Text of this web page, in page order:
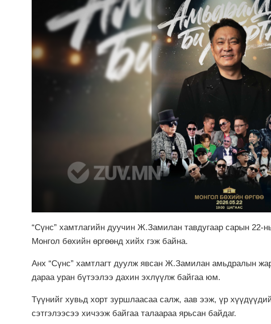
“Сүнс” хамтлагийн дуучин Ж.Замилан тавдугаар сарын 22-
Монгол бөхийн өргөөнд хийх гэж байна.
Анх “Сүнс” хамтлагт дуулж явсан Ж.Замилан амьдралын
дараа уран бүтээлээ дахин эхлүүлж байгаа юм.
Түүнийг хувьд хорт зуршлаасаа салж, аав ээж, үр
сэтгэлээсээ хичээж байгаа талаараа ярьсан байдаг.